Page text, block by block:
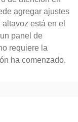
agregar ajustes
está en el
panel de
requiere la
ha comenzado.